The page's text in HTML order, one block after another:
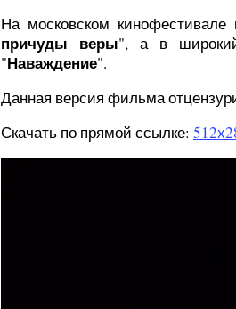
На московском
причуды веры", а в
"Наваждение".
Данная версия фильма
Скачать по прямой ссылке: